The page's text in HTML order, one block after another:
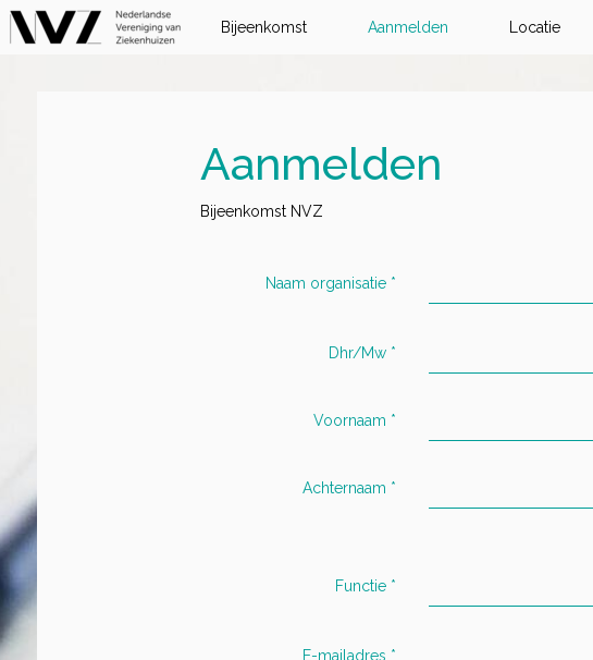
Bijeenkomst Aanmelden Locatie
Aanmelden
Bijeenkomst NVZ
Naam organisatie*
Dhr/Mw*
Voornaam *
Achternaam *
Functie*
E-mailadres *